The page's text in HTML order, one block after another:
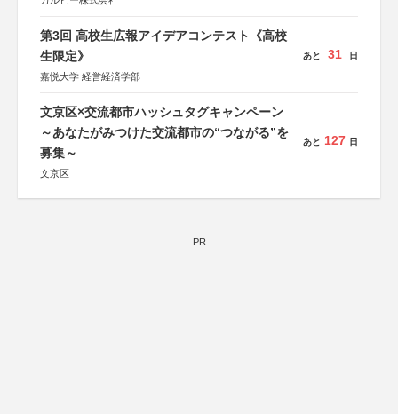
第3回 高校生広報アイデアコンテスト《高校
生限定》
嘉悦大学 経営経済学部
あと 31 日
文京区×交流都市ハッシュタグキャンペーン
～あなたがみつけた交流都市の“つながる”を
募集～
文京区
あと 127 日
PR